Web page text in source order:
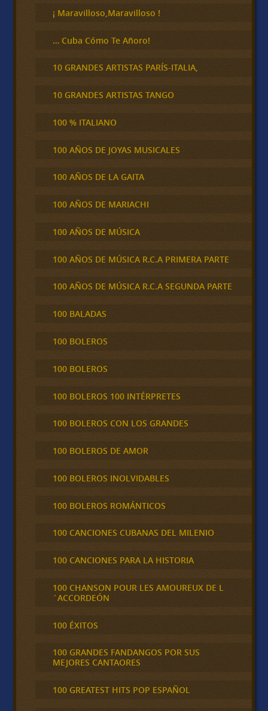
¡ Maravilloso,Maravilloso !
… Cuba Cómo Te Añoro!
10 GRANDES ARTISTAS PARÍS-ITALIA,
10 GRANDES ARTISTAS TANGO
100 % ITALIANO
100 AÑOS DE JOYAS MUSICALES
100 AÑOS DE LA GAITA
100 AÑOS DE MARIACHI
100 AÑOS DE MÚSICA
100 AÑOS DE MÚSICA R.C.A PRIMERA PARTE
100 AÑOS DE MÚSICA R.C.A SEGUNDA PARTE
100 BALADAS
100 BOLEROS
100 BOLEROS
100 BOLEROS 100 INTÉRPRETES
100 BOLEROS CON LOS GRANDES
100 BOLEROS DE AMOR
100 BOLEROS INOLVIDABLES
100 BOLEROS ROMÁNTICOS
100 CANCIONES CUBANAS DEL MILENIO
100 CANCIONES PARA LA HISTORIA
100 CHANSON POUR LES AMOUREUX DE L
´ACCORDEÓN
100 ÉXITOS
100 GRANDES FANDANGOS POR SUS
MEJORES CANTAORES
100 GREATEST HITS POP ESPAÑOL